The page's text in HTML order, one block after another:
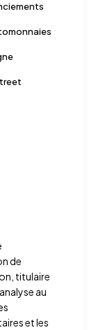
de
titulaire
au
et les